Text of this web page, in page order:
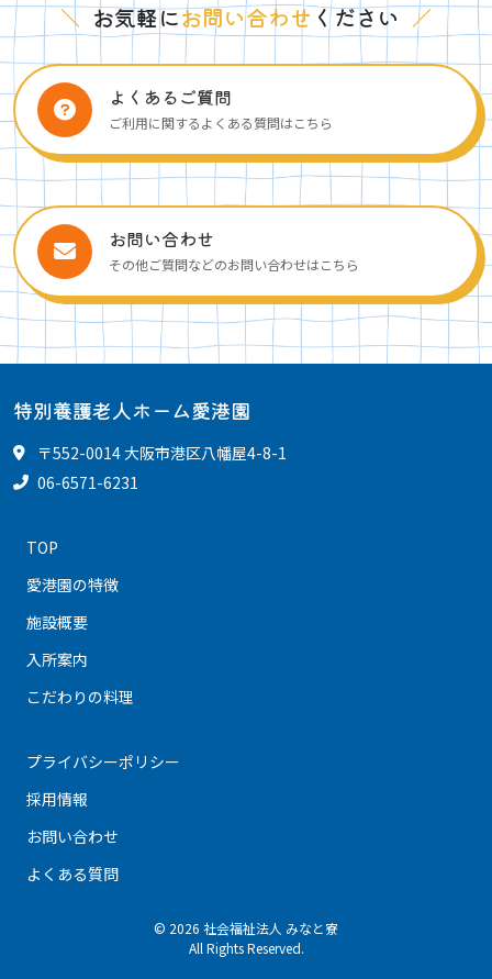
＼ お気軽にお問い合わせください ／
よくあるご質問
ご利用に関するよくある質問はこちら
お問い合わせ
その他ご質問などのお問い合わせはこちら
特別養護老人ホーム愛港園
〒552-0014 大阪市港区八幡屋4-8-1
06-6571-6231
TOP
愛港園の特徴
施設概要
入所案内
こだわりの料理
プライバシーポリシー
採用情報
お問い合わせ
よくある質問
© 2026 社会福祉法人 みなと寮
All Rights Reserved.